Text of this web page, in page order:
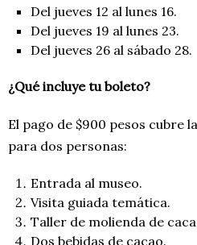
Del jueves 12 al lunes 16.
Del jueves 19 al lunes 23.
Del jueves 26 al sábado 28.
¿Qué incluye tu boleto?
El pago de $900 pesos cubre
para dos personas:
Entrada al museo.
Visita guiada temática.
Taller de molienda de
Dos bebidas de cacao.